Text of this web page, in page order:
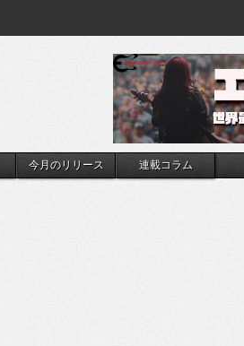
今月のリリース 連載コラム